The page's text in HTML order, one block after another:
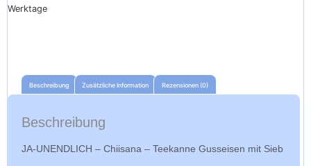
Werktage
Beschreibung Zusätzliche Information Rezensionen (0)
Beschreibung
JA-UNENDLICH – Chiisana – Teekanne Gusseisen mit Sieb